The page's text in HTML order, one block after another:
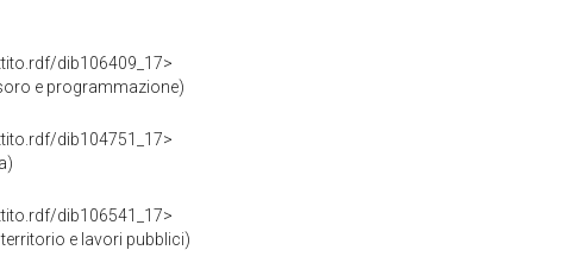
dib106409_17>
e programmazione)
dib104751_17>
dib106541_17>
e lavori pubblici)